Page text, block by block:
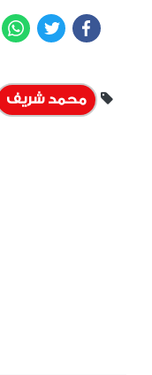
Facebook
Twitter
محمد شريف